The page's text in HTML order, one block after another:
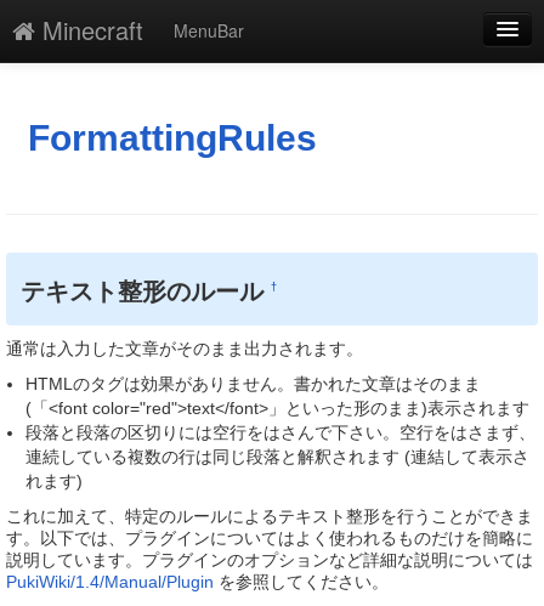
Minecraft
MenuBar
添付
一覧
単語検索
FormattingRules
テキスト整形のルール†
通常は入力した文章がそのまま出力されます。
HTMLのタグは効果がありません。書かれた文章はそのまま
(「<font color="red">text</font>」といった形のまま)表示されます
段落と段落の区切りには空行をはさんで下さい。空行をはさまず、
連続している複数の行は同じ段落と解釈されます (連結して表示さ
れます)
これに加えて、特定のルールによるテキスト整形を行うことができま
す。以下では、プラグインについてはよく使われるものだけを簡略に
説明しています。プラグインのオプションなど詳細な説明については
PukiWiki/1.4/Manual/Plugin を参照してください。